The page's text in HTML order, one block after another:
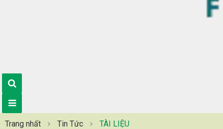
Trang nhất Tin Tức TÀI LIỆU